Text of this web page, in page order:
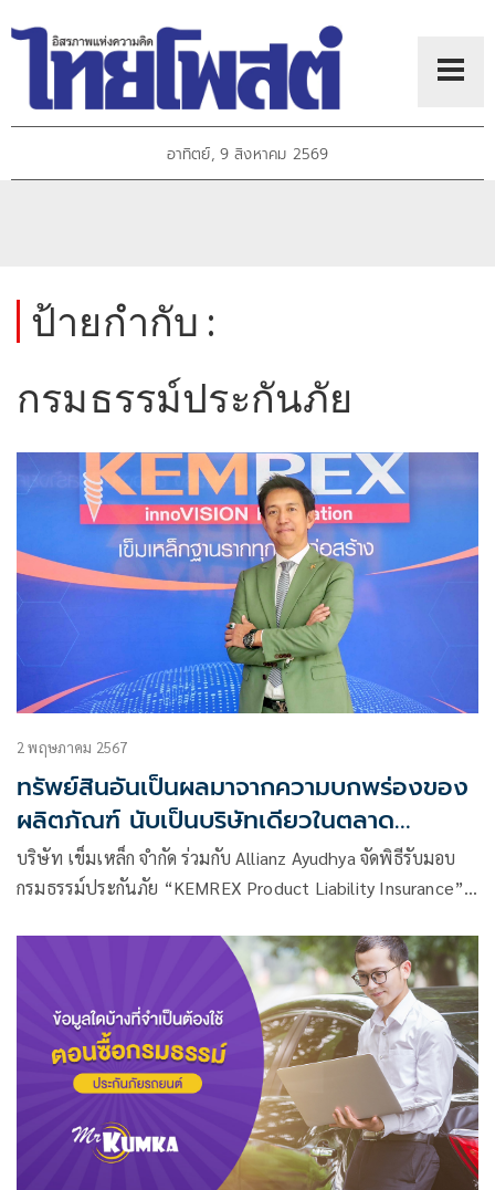
อาทิตย์, 9 สิงหาคม 2569
ป้ายกำกับ :
กรมธรรม์ประกันภัย
2 พฤษภาคม 2567
ทรัพย์สินอันเป็นผลมาจากความบกพร่องของ
ผลิตภัณฑ์ นับเป็นบริษัทเดียวในตลาด
ผลิตภัณฑ์ฐานราก
บริษัท เข็มเหล็ก จำกัด ร่วมกับ Allianz Ayudhya จัดพิธีรับมอบ
กรมธรรม์ประกันภัย “KEMREX Product Liability Insurance”
ร่างกาย หรือความเสียหายต่อทรัพย์สินอันเป็นผลมาจากความ
บกพร่องของผลิตภัณฑ์ นับเป็นบริษัทเดียวในตลาดผลิตภัณฑ์
ฐานราก